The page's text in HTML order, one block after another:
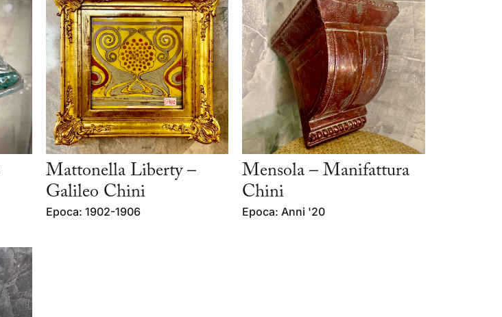
Mattonella Liberty –
Galileo Chini
Epoca: 1902-1906
Mensola – Manifattura
Chini
Epoca: Anni '20